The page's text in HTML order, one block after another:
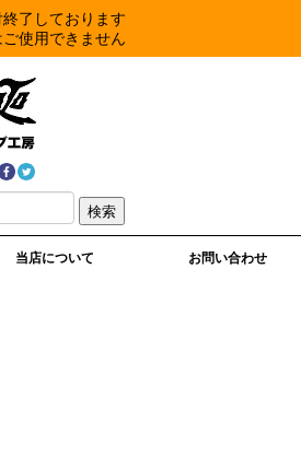
了しております
使用できません
検索
当店について お問い合わせ